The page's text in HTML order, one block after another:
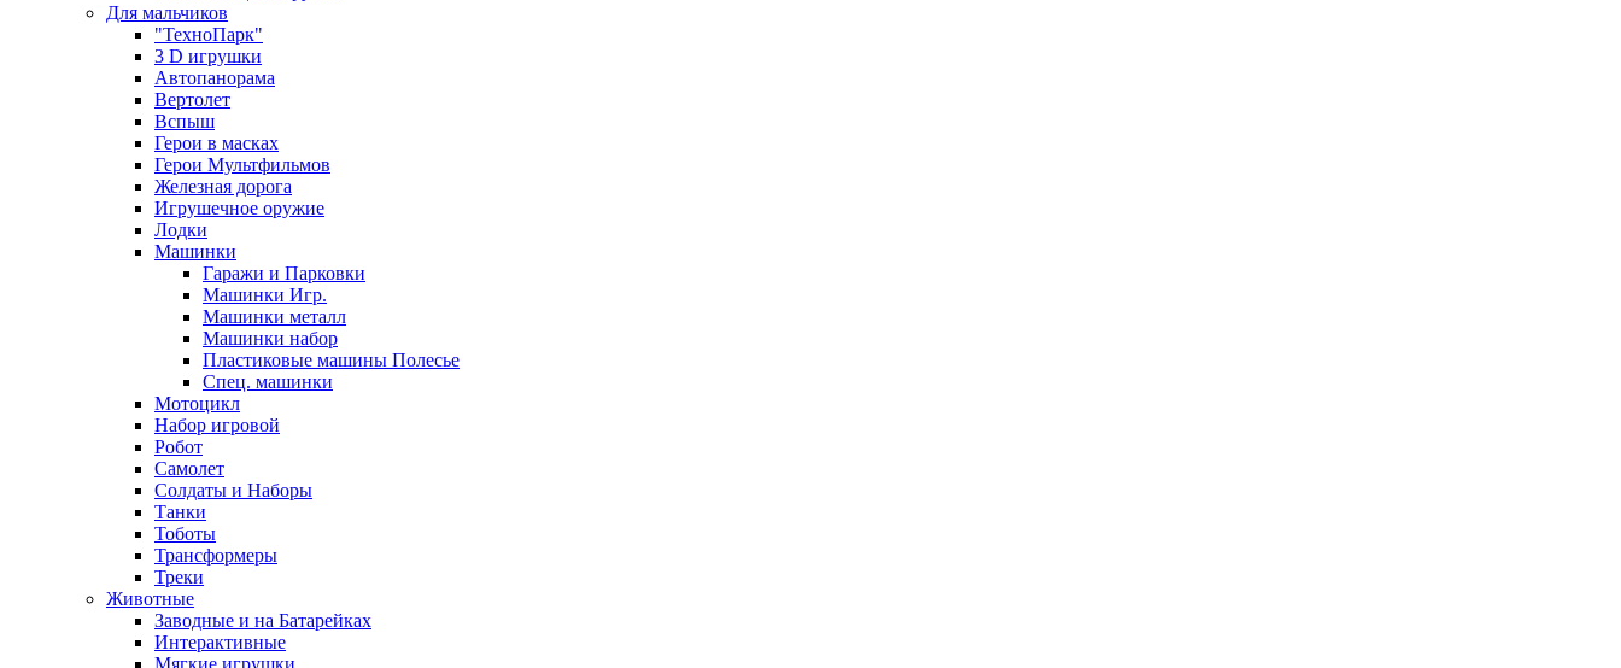
Для мальчиков
"ТехноПарк"
3 D игрушки
Автопанорама
Вертолет
Вспыш
Герои в масках
Герои Мультфильмов
Железная дорога
Игрушечное оружие
Лодки
Машинки
Гаражи и Парковки
Машинки Игр.
Машинки металл
Машинки набор
Пластиковые машины Полесье
Спец. машинки
Мотоцикл
Набор игровой
Робот
Самолет
Солдаты и Наборы
Танки
Тоботы
Трансформеры
Треки
Животные
Заводные и на Батарейках
Интерактивные
Мягкие игрушки